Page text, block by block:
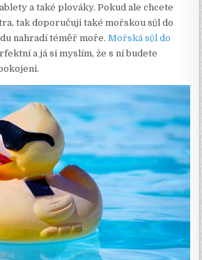
a také plováky. Pokud ale chcete
tak doporučuji také mořskou sůl do
nahradí téměř moře.Mořská sůl do
a já si myslím, že s ní budete